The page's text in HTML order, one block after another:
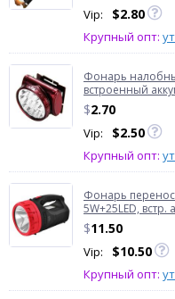
Vip: $2.80
Крупный опт:
Фонарь
встроенный
$2.70
Vip: $2.50
Крупный опт:
Фонарь
5W+25LED, встр.
$11.50
Vip: $10.50
Крупный опт: